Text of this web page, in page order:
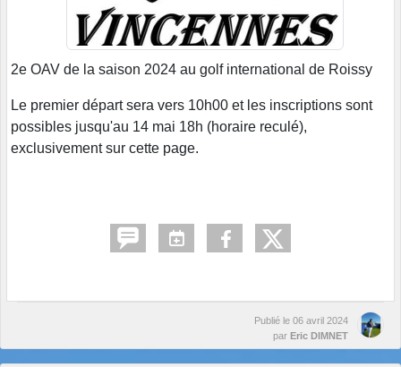
2e OAV de la saison 2024 au golf international de Roissy
Le premier départ sera vers 10h00 et les inscriptions sont
possibles jusqu'au 14 mai 18h (horaire reculé),
exclusivement sur cette page.
Publié le 06 avril 2024
par Eric DIMNET